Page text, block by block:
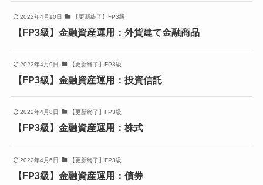
2022年4月10日 【更新終了】FP3級
【FP3級】金融資産運用：外貨建て金融商品
2022年4月9日 【更新終了】FP3級
【FP3級】金融資産運用：投資信託
2022年4月8日 【更新終了】FP3級
【FP3級】金融資産運用：株式
2022年4月6日 【更新終了】FP3級
【FP3級】金融資産運用：債券